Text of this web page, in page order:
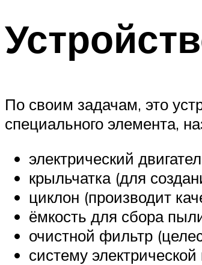
По своим задачам, это
специального элемента,
электрический
крыльчатка (для
циклон (производит
ёмкость для сбора
очистной фильтр
систему